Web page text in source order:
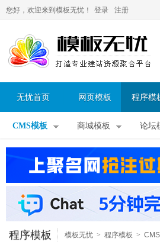
您好，欢迎来到模板无忧！ 登录 注册
无忧首页 网页模板 程序模
CMS模板 商城模板 论坛
程序模板 模板无忧 > 程序模板 >